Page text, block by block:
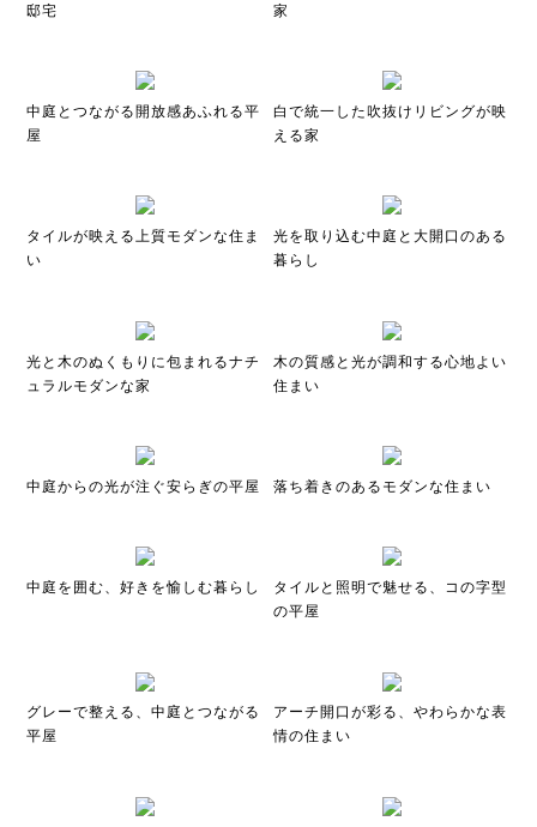
邸宅
家
中庭とつながる開放感あふれる平
屋
白で統一した吹抜けリビングが映
える家
タイルが映える上質モダンな住ま
い
光を取り込む中庭と大開口のある
暮らし
光と木のぬくもりに包まれるナチ
ュラルモダンな家
木の質感と光が調和する心地よい
住まい
中庭からの光が注ぐ安らぎの平屋 落ち着きのあるモダンな住まい
中庭を囲む、好きを愉しむ暮らし
タイルと照明で魅せる、コの字型
の平屋
グレーで整える、中庭とつながる
平屋
アーチ開口が彩る、やわらかな表
情の住まい